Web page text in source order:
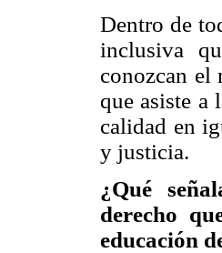
Dentro de
inclusiva
conozcan el
que asiste a
calidad en
y justicia.
¿Qué
derecho
educación